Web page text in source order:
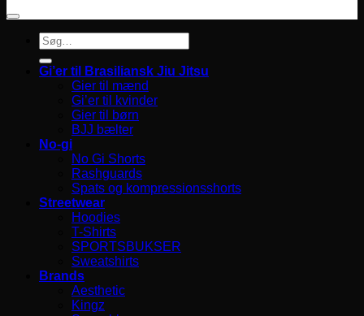
Søg
efter:
Gi’er til Brasiliansk Jiu Jitsu
Gier til mænd
Gi’er til kvinder
Gier til børn
BJJ bælter
No-gi
No Gi Shorts
Rashguards
Spats og kompressionsshorts
Streetwear
Hoodies
T-Shirts
SPORTSBUKSER
Sweatshirts
Brands
Aesthetic
Kingz